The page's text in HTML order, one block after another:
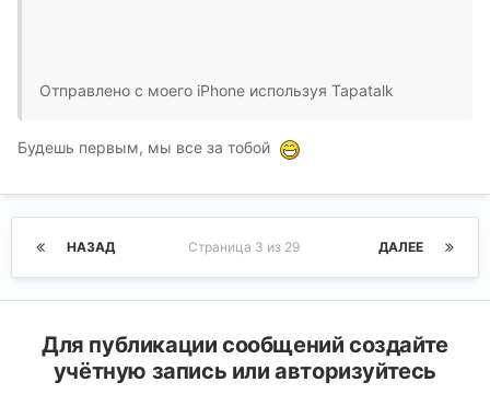
Отправлено с моего iPhone используя Tapatalk
Будешь первым, мы все за тобой
НАЗАД ДАЛЕЕ
Страница 3 из 29
Для публикации сообщений создайте
учётную запись или авторизуйтесь